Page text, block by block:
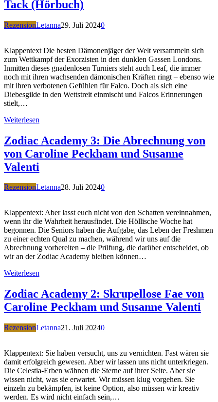
Tack (Hörbuch)
RezensionLetanna29. Juli 20240
Klappentext Die besten Dämonenjäger der Welt versammeln sich
zum Wettkampf der Exorzisten in den dunklen Gassen Londons.
Inmitten dieses gnadenlosen Turniers steht auch Leaf, die immer
noch mit ihren wachsenden dämonischen Kräften ringt – ebenso wie
mit ihren verbotenen Gefühlen für Falco. Doch als sich eine
Diebesgilde in den Wettstreit einmischt und Falcos Erinnerungen
stielt,…
Weiterlesen
Zodiac Academy 3: Die Abrechnung von
von Caroline Peckham und Susanne
Valenti
RezensionLetanna28. Juli 20240
Klappentext: Aber lasst euch nicht von den Schatten vereinnahmen,
wenn ihr die Wahrheit herausfindet. Die Höllische Woche hat
begonnen. Die Seniors haben die Aufgabe, das Leben der Freshmen
zu einer echten Qual zu machen, während wir uns auf die
Abrechnung vorbereiten – die Prüfung, die darüber entscheidet, ob
wir an der Zodiac Academy bleiben können…
Weiterlesen
Zodiac Academy 2: Skrupellose Fae von
Caroline Peckham und Susanne Valenti
RezensionLetanna21. Juli 20240
Klappentext: Sie haben versucht, uns zu vernichten. Fast wären sie
damit erfolgreich gewesen. Aber wir lassen uns nicht unterkriegen.
Die Celestia-Erben wähnen die Sterne auf ihrer Seite. Aber sie
wissen nicht, was sie erwartet. Wir müssen klug vorgehen. Sie
einzeln zu bekämpfen, ist keine Option, also müssen wir kreativ
werden. Es wird nicht einfach sein,…